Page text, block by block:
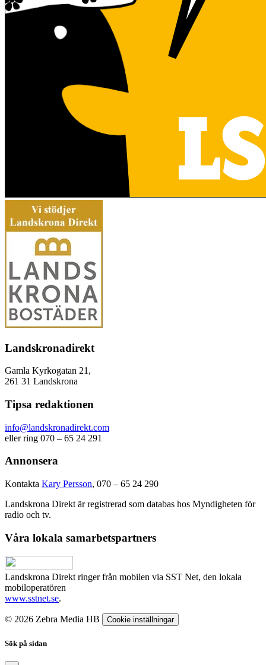
Landskronadirekt
Gamla Kyrkogatan 21,
261 31 Landskrona
Tipsa redaktionen
info@landskronadirekt.com
eller ring 070 – 65 24 291
Annonsera
Kontakta Kary Persson, 070 – 65 24 290
Landskrona Direkt är registrerad som databas hos Myndigheten för
radio och tv.
Våra lokala samarbetspartners
Landskrona Direkt ringer från mobilen via SST Net, den lokala
mobiloperatören
www.sstnet.se.
© 2026 Zebra Media HB Cookie inställningar
Sök på sidan